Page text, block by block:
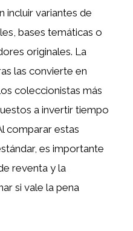
incluir variantes de
bases temáticas o
originales. La
las convierte en
coleccionistas más
a invertir tiempo
comparar estas
es importante
reventa y la
si vale la pena